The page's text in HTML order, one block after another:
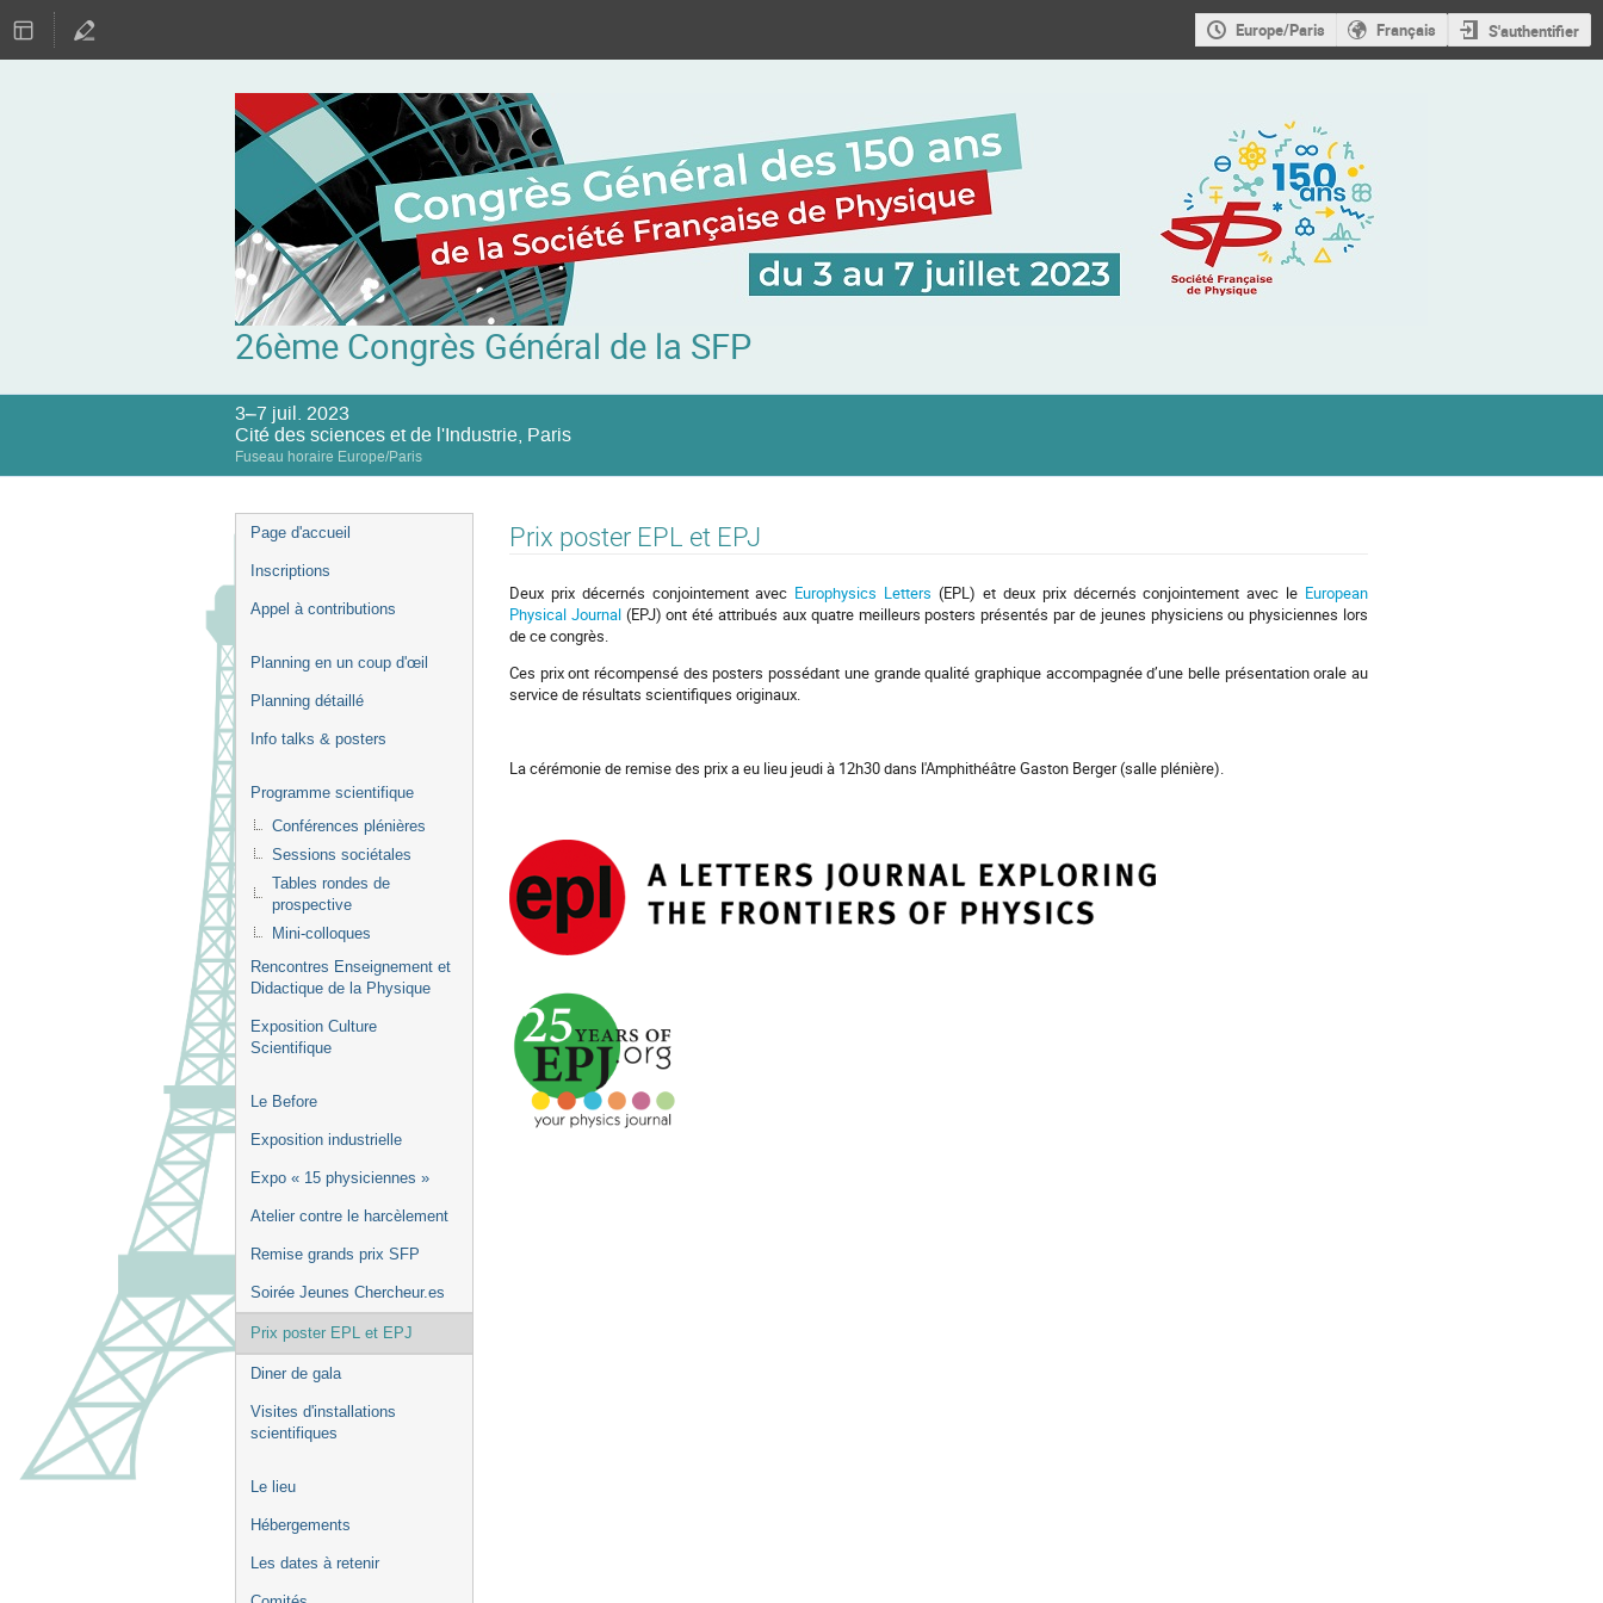
Europe/Paris Français S'authentifier
26ème Congrès Général de la SFP
3–7 juil. 2023
Cité des sciences et de l'Industrie, Paris
Fuseau horaire Europe/Paris
Menu
de
Page d'accueil
Inscriptions
Appel à contributions
Planning en un coup d'œil
Planning détaillé
Info talks & posters
Programme scientifique
Conférences plénières
Sessions sociétales
Tables rondes de
prospective
Mini-colloques
Rencontres Enseignement et
Didactique de la Physique
Exposition Culture
Scientifique
Le Before
Exposition industrielle
Expo « 15 physiciennes »
Atelier contre le harcèlement
Remise grands prix SFP
Soirée Jeunes Chercheur.es
Prix poster EPL et EPJ
Diner de gala
Visites d'installations
scientifiques
Le lieu
Hébergements
Les dates à retenir
Prix poster EPL et EPJ
Deux prix décernés conjointement avec Europhysics Letters (EPL) et deux prix décernés conjointement avec le European
Physical Journal(EPJ) ont été attribués aux quatre meilleurs posters présentés par de jeunes physiciens ou physiciennes lors
de ce congrès.
Ces prix ont récompensé des posters possédant une grande qualité graphique accompagnée d’une belle présentation orale au
service de résultats scientifiques originaux.
La cérémonie de remise des prix a eu lieu jeudi à 12h30 dans l'Amphithéâtre Gaston Berger (salle plénière).